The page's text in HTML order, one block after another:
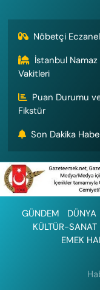
Nöbetçi
İstanbul Namaz
Vakitleri
Puan Durumu
Fikstür
Son Dakika
GÜNDEM DÜNYA
KÜLTÜR-SANAT
EMEK